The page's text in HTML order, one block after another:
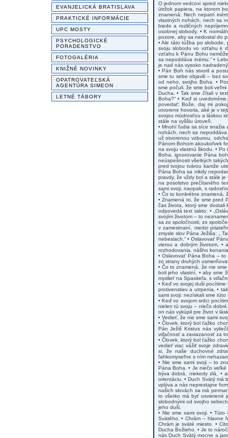
EVANJELICKÁ BRATISLAVA
PRAKTICKÉ INFORMÁCIE
UPC MOSTY
PSYCHOLOGICKÉ
PORADENSTVO
FOTOGALÉRIA
KNIŽNÉ NOVINKY
OPATROVATEĽSKÁ
AGENTÚRA SIMEON
LETNÉ TÁBORY
O jednom vedcovi spred
útržok papiera, na ktorom
znamená: Nech nepatrí
vlastných nohách, nech sa
biede a rozličných
osobnej slobody. • K
pozore, aby sa nedostal do
• Ale táto túžba po slobode,
svoju slobodu vo vzťahu k
vzťahu k Pánu Bohu
sa nepoddáva inému.“ •
je nad nás vysoko
• Pán Boh nás stvoril a
sme tu sebe objavili – bez
od neho, svojho Boha. •
sme počuli, že sme boli
Ducha. • Tak sme čítali v
Boha?“ • Keď si
povedať: Bože, daj mi
otvorene hovoria, aké je v
svojou múdrosťou a láskou
stále na vyššiu úroveň.
• Mnohí ľudia sa síce snažia
nohách, nech sa nepoddáva
už otvorenou vzburou,
Pánom Bohom akoukoľvek
na svoju vlastnú škodu. •
Boha, ignorovanie Pána
neúspešnosti všetkých
pred tvojou tvárou kamže
Pána Boha sa nikdy
pravdy, že vždy bol a stále
na posolstvo prečítaného
sami svoji, naopak, s
• Čo to konkrétne znamená,
• Znamená to, že sme pred
čas života, ktorý sme
odpovedá text takto: •
svojím životom – to
sa zo spoločnosti, zo
v zamestnaní, medzi
zmysle slov Pána Ježiša: „
nebesiach.“ • Oslavovať
vierou a dobrým životom, •
rozhodovania, nášho
• Oslavovať Pána Boha – to
zo strany druhých
• Čo to znamená, že nie
boli jeho vlastní, • aby sme
myslieť na Spasiteľa, s
• Keď vo svojej duši
protivenstiev a utrpenia, •
sami svoji: nezískali sme
• Keď vo svojom srdci
nielen tú svoju – niečo
on nás vykúpil pre život v
• Vedieť, že nie sme sami
• Človek, ktorý bol ťažko
Pán Ježiš Kristus nás
vďačnosť a zaviazanosť za
• Človek, ktorý bol ťažko
vedieť viac vážiť svoje
si, že naše duchovné
ľahkomyseľne s ním
• Nie sme sami svoji – to
Pána Boha. • Je niečo
býva dobrá, niekedy zlá, •
orientáciu. • Duch Svätý má
vplýva a nás neprestajne
našich slovách sa má
to všetko má byť osvietené
slobodnými od svojho
jeho duši.
• Nie sme sami svoji. •
Svätého. • Chrám – hlavne
Chrám je sväté miesto. •
Ducha Božieho. • Je to
nás Duch Svätý mocne a